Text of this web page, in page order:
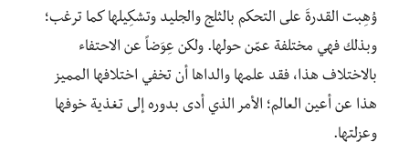
وُهِبت القدرةَ على التحكم بالثلج والجليد وتشكِيلها كما ترغب؛
وبذلك فهي مختلفة عمّن حولها. ولكن عِوَضاً عن الاحتفاء
بالاختلاف هذا، فقد علمها والداها أن تخفي اختلافها المميز
هذا عن أعين العالم؛ الأمر الذي أدى بدوره إلى تغذية خوفها
وعزلتها.